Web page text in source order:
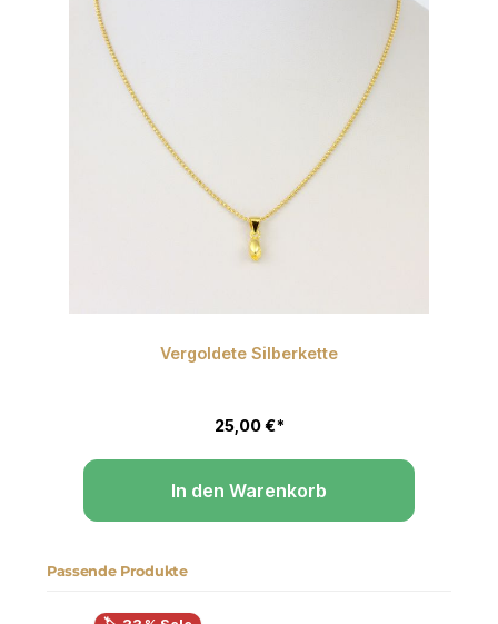
Vergoldete Silberkette
25,00 €*
In den Warenkorb
Passende Produkte
Produktgalerie überspringen